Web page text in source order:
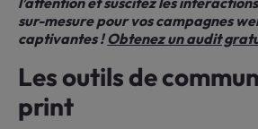
sur-mesure pour vos campagnes
captivantes !Obtenez un audit
Les outils de
print